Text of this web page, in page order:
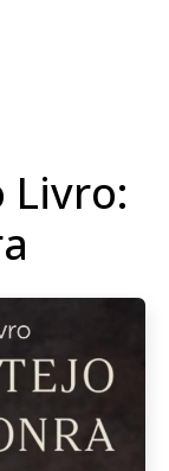
Livro: